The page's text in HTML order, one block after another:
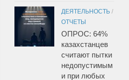
ДЕЯТЕЛЬНОСТЬ /
ОТЧЕТЫ
ОПРОС: 64%
казахстанцев
считают пытки
недопустимым
и при любых